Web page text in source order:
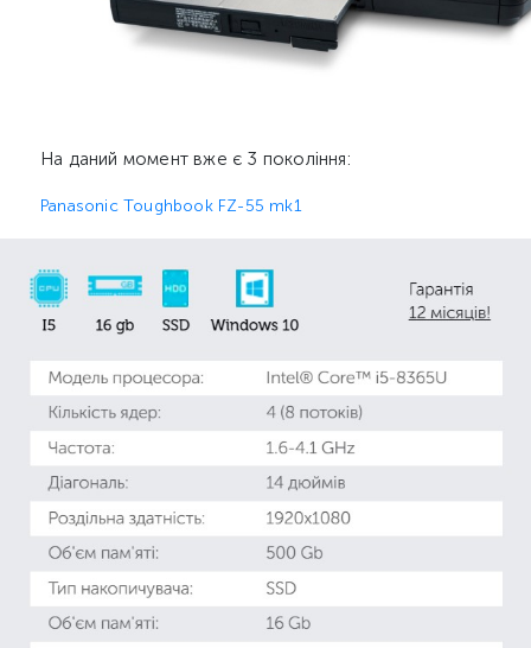
На даний момент вже є 3 покоління:
Panasonic Toughbook FZ-55 mk1